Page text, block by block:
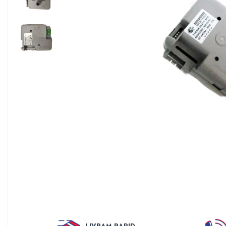
Sisteme filtrare apa Debite Mari
Sisteme filtrare apa In Trepte
Consumabile Statii medii filtrante
Filtre apa cu purjare